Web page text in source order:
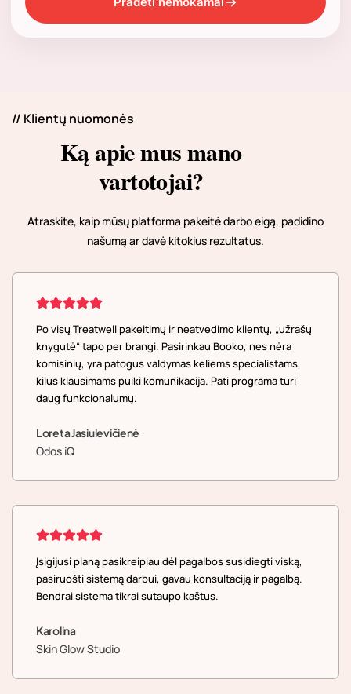
// Klientų nuomonės
Ką apie mus mano
vartotojai?
Atraskite, kaip mūsų platforma pakeitė darbo eigą, padidino
našumą ar davė kitokius rezultatus.
Loreta Jasiulevičienė
Odos iQ
Po visų Treatwell pakeitimų ir neatvedimo klientų, „užrašų
knygutė“ tapo per brangi. Pasirinkau Booko, nes nėra
komisinių, yra patogus valdymas keliems specialistams,
kilus klausimams puiki komunikacija. Pati programa turi
daug funkcionalumų.
Karolina
Skin Glow Studio
Įsigijusi planą pasikreipiau dėl pagalbos susidiegti viską,
pasiruošti sistemą darbui, gavau konsultaciją ir pagalbą.
Bendrai sistema tikrai sutaupo kaštus.